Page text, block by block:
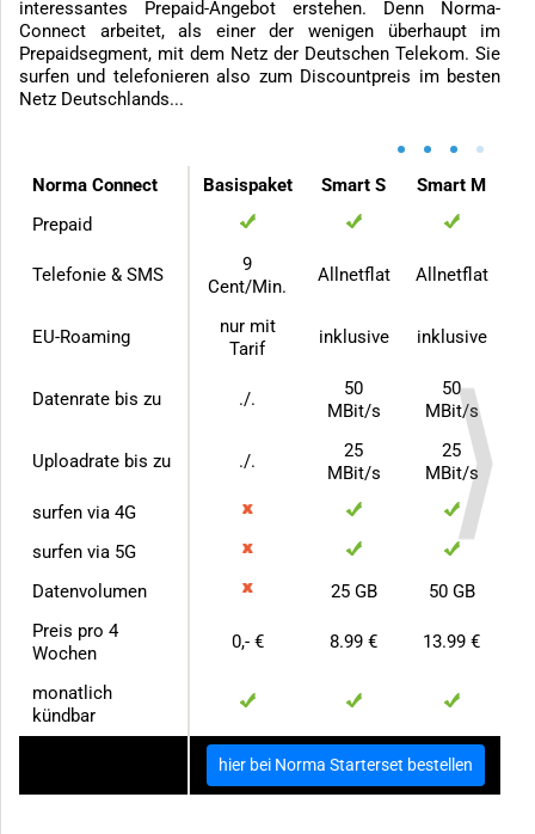
interessantes Prepaid-Angebot erstehen. Denn Norma-
Connect arbeitet, als einer der wenigen überhaupt im
Prepaidsegment, mit dem Netz der Deutschen Telekom. Sie
surfen und telefonieren also zum Discountpreis im besten
Netz Deutschlands...
• • • •
Norma Connect Basispaket Smart S
Smart M
Prepaid
Telefonie & SMS
9
Cent/Min.
Allnetflat Allnetflat
EU-Roaming
nur mit
Tarif
inklusive inklusive
Datenrate bis zu ./.
50
MBit/s
50
MBit/s
Uploadrate bis zu ./.
25
MBit/s
25
MBit/s
surfen via 4G
surfen via 5G
Datenvolumen
25 GB
50 GB
Preis pro 4
Wochen
0,- € 8.99 € 13.99 €
monatlich
kündbar
hier bei Norma Starterset bestellen